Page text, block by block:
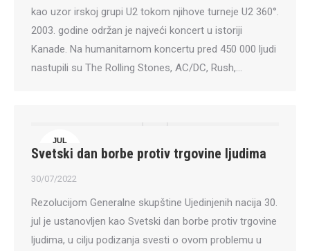
kao uzor irskoj grupi U2 tokom njihove turneje U2 360°.
2003. godine održan je najveći koncert u istoriji
Kanade. Na humanitarnom koncertu pred 450 000 ljudi
nastupili su The Rolling Stones, AC/DC, Rush,…
JUL
30
Svetski dan borbe protiv trgovine ljudima
30/07/2022
Rezolucijom Generalne skupštine Ujedinjenih nacija 30.
jul je ustanovljen kao Svetski dan borbe protiv trgovine
ljudima, u cilju podizanja svesti o ovom problemu u